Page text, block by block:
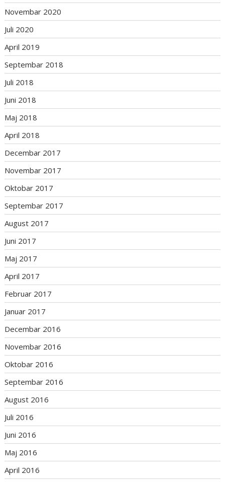
Novembar 2020
Juli 2020
April 2019
Septembar 2018
Juli 2018
Juni 2018
Maj 2018
April 2018
Decembar 2017
Novembar 2017
Oktobar 2017
Septembar 2017
August 2017
Juni 2017
Maj 2017
April 2017
Februar 2017
Januar 2017
Decembar 2016
Novembar 2016
Oktobar 2016
Septembar 2016
August 2016
Juli 2016
Juni 2016
Maj 2016
April 2016